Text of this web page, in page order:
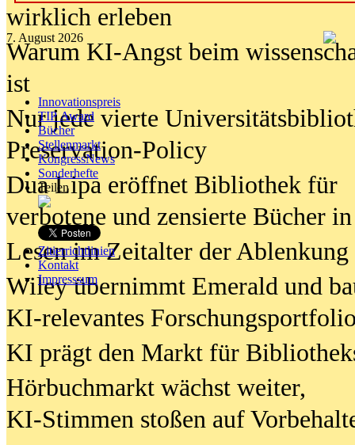
7. August 2026
Innovationspreis
TIP Award
Bücher
Stellenmarkt
KongressNews
Sonderhefte
Teilen
Zitierrichtlinien
Kontakt
Impresssum
wirklich erleben
Warum KI-Angst beim
ist
Nur jede vierte
Preservation-Policy
Dua Lipa eröffnet Bibliothek für
verbotene und zensierte Bücher
Lesen im Zeitalter der Ablenkung
Wiley übernimmt Emerald und
KI-relevantes
KI prägt den Markt für
Hörbuchmarkt wächst weiter,
KI-Stimmen stoßen auf